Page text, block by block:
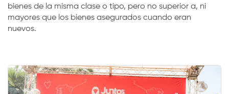
bienes de la misma clase o tipo, pero no superior a, ni
mayores que los bienes asegurados cuando eran
nuevos.